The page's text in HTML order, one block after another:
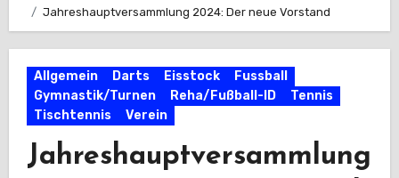
Jahreshauptversammlung 2024: Der neue Vorstand
Allgemein Darts Eisstock
Fussball
Gymnastik/Turnen
Reha/Fußball-ID
Tennis
Tischtennis
Verein
Jahreshauptversammlung